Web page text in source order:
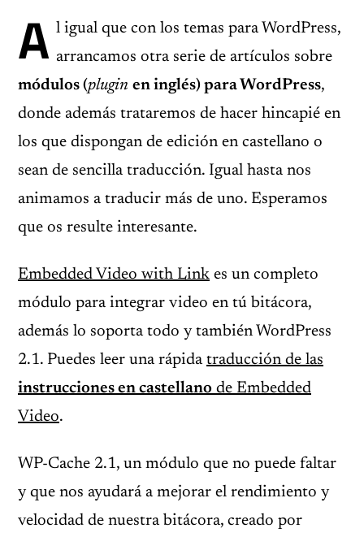
A l igual que con los temas para WordPress,
arrancamos otra serie de artículos sobre
módulos (plugin en inglés) para WordPress,
donde además trataremos de hacer hincapié en
los que dispongan de edición en castellano o
sean de sencilla traducción. Igual hasta nos
animamos a traducir más de uno. Esperamos
que os resulte interesante.
Embedded Video with Link es un completo
módulo para integrar video en tú bitácora,
además lo soporta todo y también WordPress
2.1. Puedes leer una rápida traducción de las
instrucciones en castellano de Embedded
Video.
WP-Cache 2.1, un módulo que no puede faltar
y que nos ayudará a mejorar el rendimiento y
velocidad de nuestra bitácora, creado por